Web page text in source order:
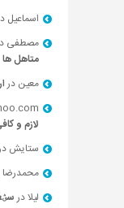
اسماعیل
مصطفی
متاهل ها
معین در
لازم و
ستایش
محمدرضا
لیلادر